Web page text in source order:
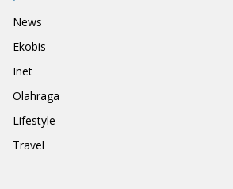
News
Ekobis
Inet
Olahraga
Lifestyle
Travel